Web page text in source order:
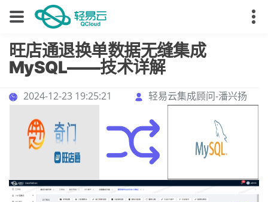
旺店通退换单数据无缝集成
MySQL——技术详解
2024-12-23 19:25:21 轻易云集成顾问-潘兴扬